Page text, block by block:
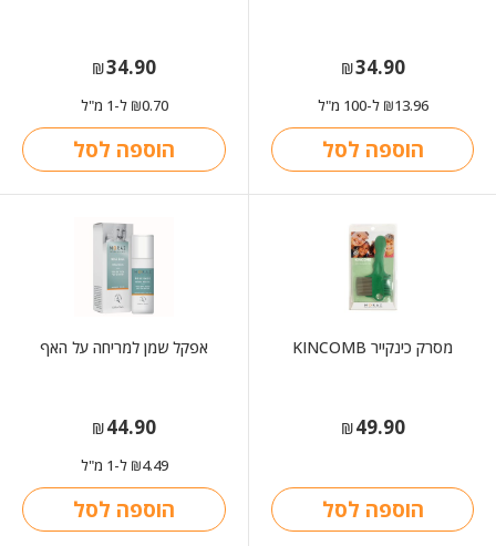
₪34.90
₪13.96 ל-100 מ"ל
הוספה לסל
₪34.90
₪0.70 ל-1 מ"ל
הוספה לסל
מסרק כינקייר KINCOMB
₪49.90
הוספה לסל
אפקל שמן למריחה על האף
₪44.90
₪4.49 ל-1 מ"ל
הוספה לסל